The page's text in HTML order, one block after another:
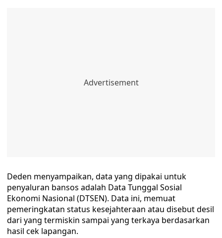
Deden menyampaikan, data yang dipakai untuk
penyaluran bansos adalah Data Tunggal Sosial
Ekonomi Nasional (DTSEN). Data ini, memuat
pemeringkatan status kesejahteraan atau disebut desil
dari yang termiskin sampai yang terkaya berdasarkan
hasil cek lapangan.